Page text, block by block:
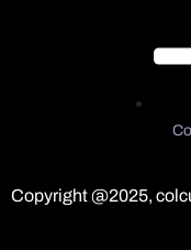
Copyright @2025,